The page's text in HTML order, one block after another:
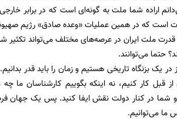
اراده شما ملت به گونه‌ای است که در برابر
است که در همین عملیات «وعده صادق» رژیم
ملت ایران در عرصه‌های مختلف می‌تواند تکثیر
حتما می‌توانند.
یک بزنگاه تاریخی هستیم و زمان را باید قدر
از قبل کار کنیم، نه اینکه بگوییم کارشناسان
و شما در کنار دولت نقش ایفا کنید. پس یک
می‌توانیم.